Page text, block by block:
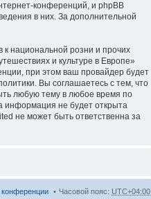
конференций, и phpBB
в них. За дополнительной
национальной розни и прочих
и культуре в Европе»
при этом ваш провайдер будет
Вы соглашаетесь с тем, что
любую тему в любое время по
информация не будет открыта
не может быть ответственна за
Часовой пояс: UTC+04:00